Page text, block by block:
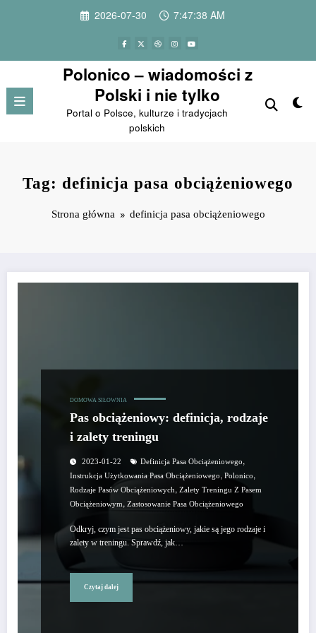
2026-07-30 7:47:38 AM
Polonico – wiadomości z
Polski i nie tylko
Portal o Polsce, kulturze i tradycjach
polskich
Tag: definicja pasa obciążeniowego
Strona główna definicja pasa obciążeniowego
DOMOWA SIŁOWNIA
Pas obciążeniowy: definicja, rodzaje
i zalety treningu
2023-01-22 Definicja Pasa Obciążeniowego,
Instrukcja Użytkowania Pasa Obciążeniowego, Polonico,
Rodzaje Pasów Obciążeniowych, Zalety Treningu Z Pasem
Obciążeniowym, Zastosowanie Pasa Obciążeniowego
Odkryj, czym jest pas obciążeniowy, jakie są jego rodzaje i
zalety w treningu. Sprawdź, jak…
Czytaj dalej